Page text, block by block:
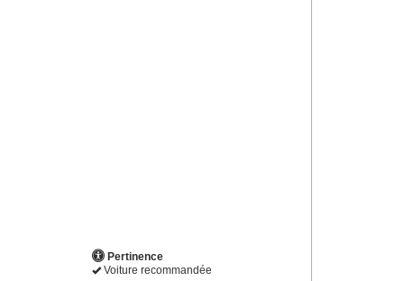
Pertinence
Voiture recommandée